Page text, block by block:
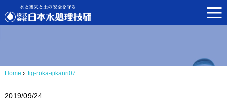
Home › fig-roka-ijikanri07
2019/09/24